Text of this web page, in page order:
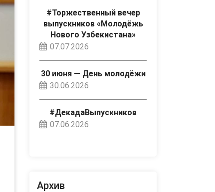
#Торжественный вечер
выпускников «Молодёжь
Нового Узбекистана»
07.07.2026
30 июня — День молодёжи
30.06.2026
#ДекадаВыпускников
07.06.2026
Архив